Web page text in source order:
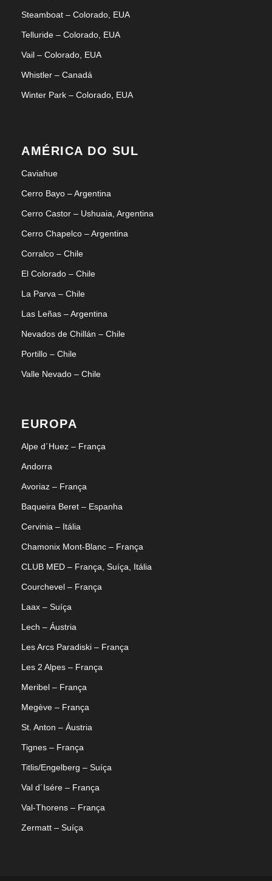
Steamboat – Colorado, EUA
Telluride – Colorado, EUA
Vail – Colorado, EUA
Whistler – Canadá
Winter Park – Colorado, EUA
AMÉRICA DO SUL
Caviahue
Cerro Bayo – Argentina
Cerro Castor – Ushuaia, Argentina
Cerro Chapelco – Argentina
Corralco – Chile
El Colorado – Chile
La Parva – Chile
Las Leñas – Argentina
Nevados de Chillán – Chile
Portillo – Chile
Valle Nevado – Chile
EUROPA
Alpe d´Huez – França
Andorra
Avoriaz – França
Baqueira Beret – Espanha
Cervinia – Itália
Chamonix Mont-Blanc – França
CLUB MED – França, Suíça, Itália
Courchevel – França
Laax – Suíça
Lech – Áustria
Les Arcs Paradiski – França
Les 2 Alpes – França
Meribel – França
Megève – França
St. Anton – Áustria
Tignes – França
Titlis/Engelberg – Suíça
Val d´Isére – França
Val-Thorens – França
Zermatt – Suíça